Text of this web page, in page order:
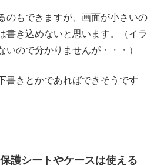
のもできますが、画面が小さいの
書き込めないと思います。（イラ
いので分かりませんが・・・）
書きとかであればできそうです
護シートやケースは使える